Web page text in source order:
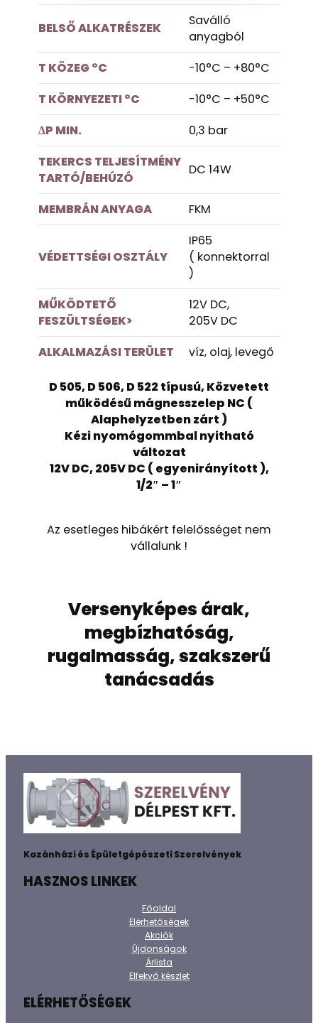
BELSŐ ALKATRÉSZEK
Saválló
anyagból
T KÖZEG °C
-10°C – +80°C
T KÖRNYEZETI °C
-10°C – +50°C
ΔP MIN.
0,3 bar
TEKERCS TELJESÍTMÉNY
TARTÓ/BEHÚZÓ
DC 14W
MEMBRÁN ANYAGA FKM
VÉDETTSÉGI OSZTÁLY
IP65
( konnektorral
)
MŰKÖDTETŐ
FESZÜLTSÉGEK>
12V DC,
205V DC
ALKALMAZÁSI TERÜLET
víz, olaj, levegő
D 505, D 506, D 522 típusú, Közvetett
működésű mágnesszelep NC (
Alaphelyzetben zárt )
Kézi nyomógommbal nyitható
változat
12V DC, 205V DC ( egyenirányított ),
1/2″ – 1″
Az esetleges hibákért felelősséget nem
vállalunk !
Versenyképes árak,
megbízhatóság,
rugalmasság, szakszerű
tanácsadás
Kazánházi és Épületgépészeti Szerelvények
HASZNOS LINKEK
Főoldal
Elérhetőségek
Akciók
Újdonságok
Árlista
Elfekvő készlet
ELÉRHETŐSÉGEK